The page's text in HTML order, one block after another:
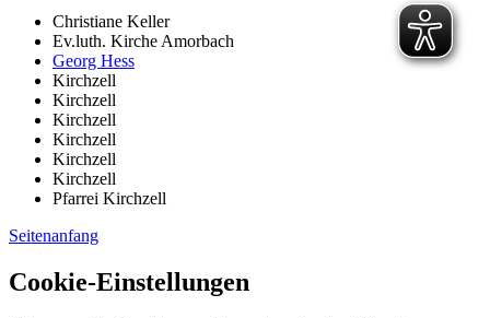
Christiane Keller
Ev.luth. Kirche Amorbach
Georg Hess
Kirchzell
Kirchzell
Kirchzell
Kirchzell
Kirchzell
Kirchzell
Pfarrei Kirchzell
Seitenanfang
Cookie-Einstellungen